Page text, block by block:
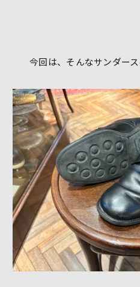
今回は、そんなサンダー